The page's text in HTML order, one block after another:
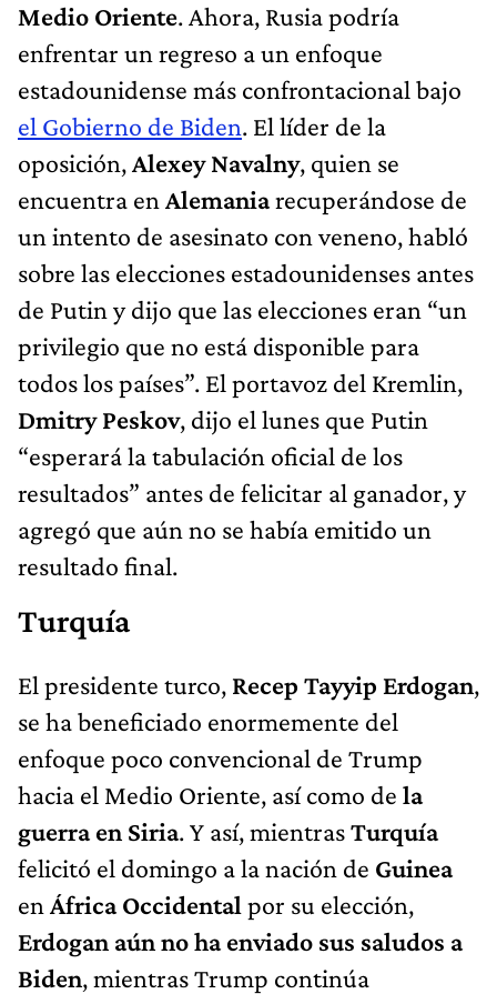
Medio Oriente. Ahora, Rusia podría
enfrentar un regreso a un enfoque
estadounidense más confrontacional bajo
el Gobierno de Biden. El líder de la
oposición,Alexey Navalny, quien se
encuentra en Alemaniarecuperándose de
un intento de asesinato con veneno, habló
sobre las elecciones estadounidenses antes
de Putin y dijo que las elecciones eran “un
privilegio que no está disponible para
todos los países”. El portavoz del Kremlin,
Dmitry Peskov, dijo el lunes que Putin
“esperará la tabulación oficial de los
resultados” antes de felicitar al ganador, y
agregó que aún no se había emitido un
resultado final.
Turquía
El presidente turco, Recep Tayyip Erdogan,
se ha beneficiado enormemente del
enfoque poco convencional de Trump
hacia el Medio Oriente, así como de la
guerra en Siria. Y así, mientrasTurquía
felicitó el domingo a la nación de Guinea
en África Occidental por su elección,
Erdogan aún no ha enviado sus saludos a
Biden, mientras Trump continúa